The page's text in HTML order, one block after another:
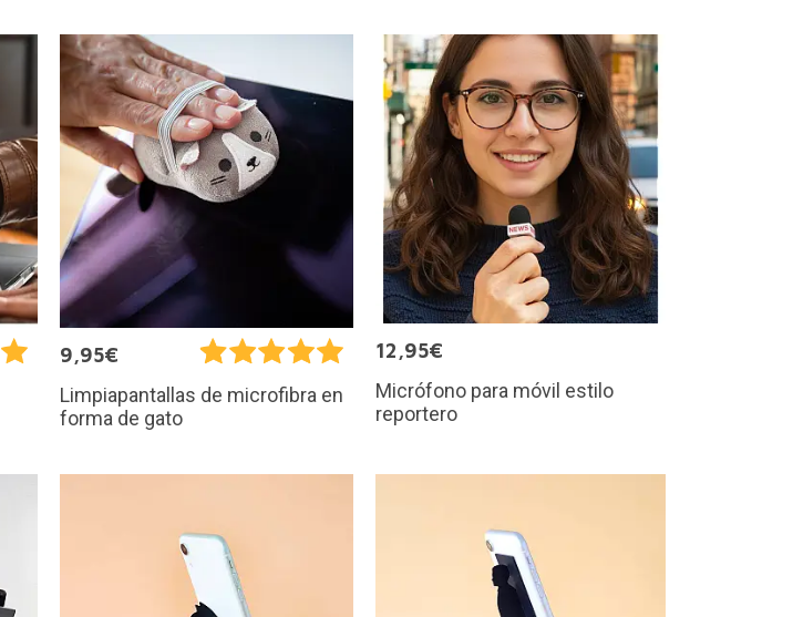
9,95€
Limpiapantallas de microfibra en
forma de gato
12,95€
Micrófono para móvil estilo
reportero